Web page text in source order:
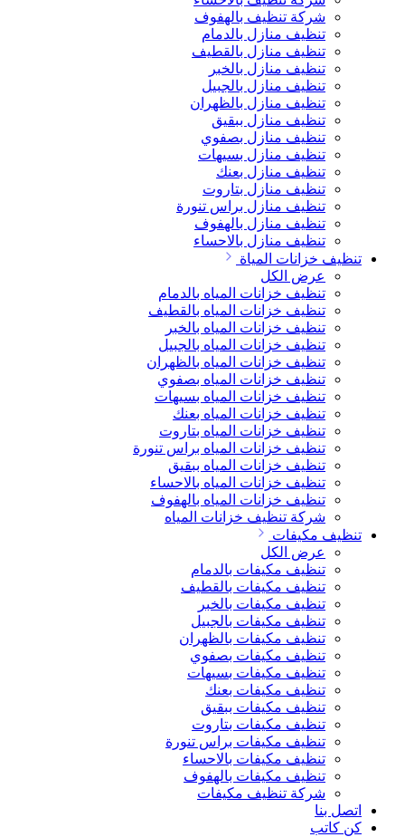
شركة تنظيف بالهفوف
تنظيف منازل بالدمام
تنظيف منازل بالقطيف
تنظيف منازل بالخبر
تنظيف منازل بالجبيل
تنظيف منازل بالظهران
تنظيف منازل ببقيق
تنظيف منازل بصفوي
تنظيف منازل بسيهات
تنظيف منازل بعنك
تنظيف منازل بتاروت
تنظيف منازل براس تنورة
تنظيف منازل بالهفوف
تنظيف منازل بالاحساء
تنظيف خزانات المياة
عرض الكل
تنظيف خزانات المياه بالدمام
تنظيف خزانات المياه بالقطيف
تنظيف خزانات المياه بالخبر
تنظيف خزانات المياه بالجبيل
تنظيف خزانات المياه بالظهران
تنظيف خزانات المياه بصفوي
تنظيف خزانات المياه بسيهات
تنظيف خزانات المياه بعنك
تنظيف خزانات المياه بتاروت
تنظيف خزانات المياه براس تنورة
تنظيف خزانات المياه ببقيق
تنظيف خزانات المياه بالاحساء
تنظيف خزانات المياه بالهفوف
شركة تنظيف خزانات المياه
تنظيف مكيفات
عرض الكل
تنظيف مكيفات بالدمام
تنظيف مكيفات بالقطيف
تنظيف مكيفات بالخبر
تنظيف مكيفات بالجبيل
تنظيف مكيفات بالظهران
تنظيف مكيفات بصفوي
تنظيف مكيفات بسيهات
تنظيف مكيفات بعنك
تنظيف مكيفات ببقيق
تنظيف مكيفات بتاروت
تنظيف مكيفات براس تنورة
تنظيف مكيفات بالاحساء
تنظيف مكيفات بالهفوف
شركة تنظيف مكيفات
اتصل بنا
كن كاتب